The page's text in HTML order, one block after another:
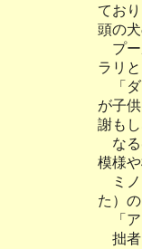
てお
頭の
プー
ラリ
「ダ
が子
謝も
なる
模様
ミノ
た）
「ア
拙者